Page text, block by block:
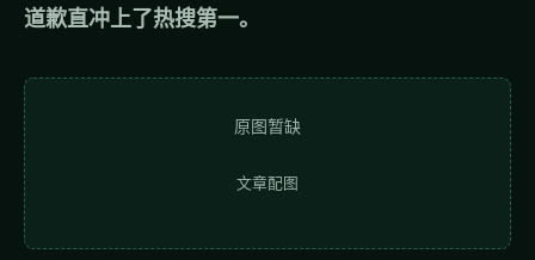
道歉直冲上了热搜第一。
原图暂缺
文章配图